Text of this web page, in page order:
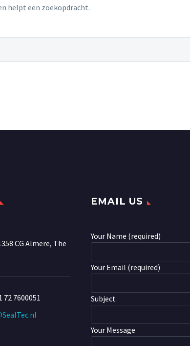
helpt een zoekopdracht.
CG Almere, The
72 7600051
EMAIL US
Your Name (required)
Your Email (required)
Subject
Your Message